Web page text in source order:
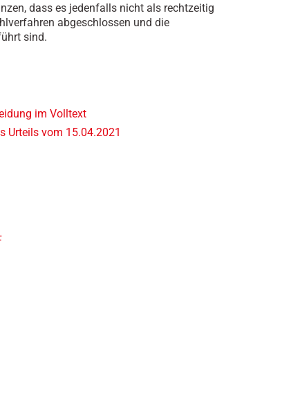
dass es jedenfalls nicht als rechtzeitig
abgeschlossen und die
sind.
im Volltext
Urteils vom 15.04.2021